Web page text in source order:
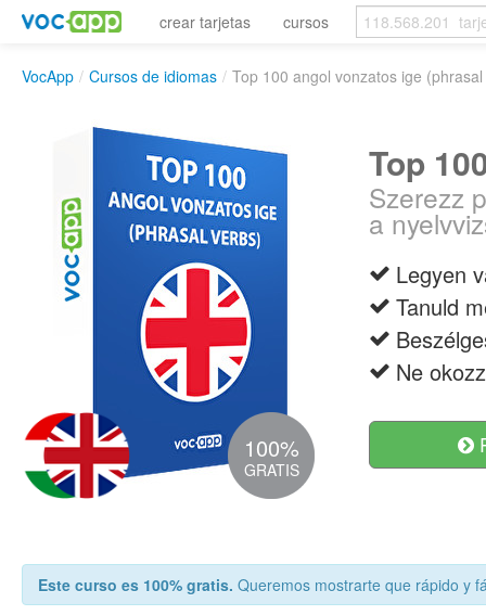
crear tarjetas cursos
VocApp / Cursos de idiomas / Top 100 angol vonzatos ige
100%
GRATIS
Top
Szerezz
a
Legyen
Tanuld
Ne
Este curso es 100% gratis. Queremos mostrarte que rápido y